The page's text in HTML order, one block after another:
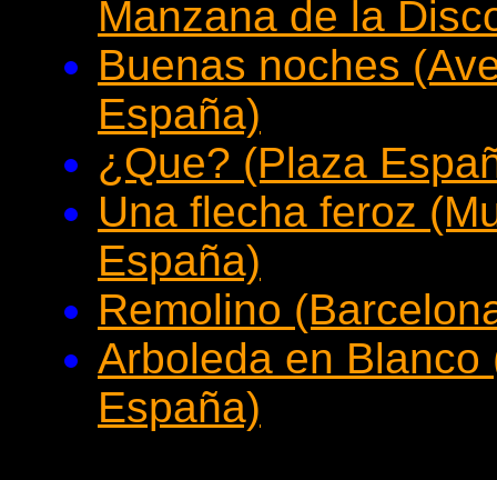
Manzana de la
Buenas noches
España)
¿Que? (Plaza
Una flecha feroz
España)
Remolino
Arboleda en
España)